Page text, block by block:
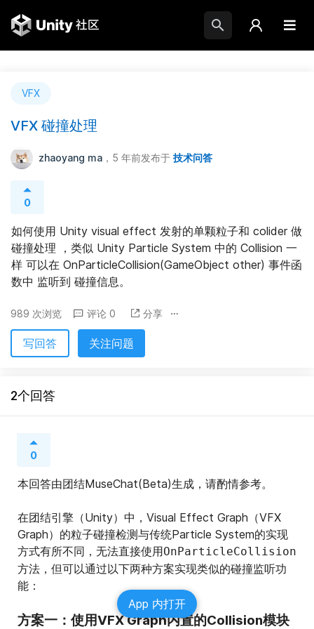
VFX
VFX 碰撞处理
zhaoyang ma ，5 年前发布于 技术问答
0
如何使用 Unity visual effect 发射的单颗粒子和 colider 做
碰撞处理 ，类似 Unity Particle System 中的 Collision 一
样 可以在 OnParticleCollision(GameObject other) 事件函
数中 监听到 碰撞信息。
989 次浏览 评论 0 分享
写回答 关注问题
2个回答
0
本回答由团结MuseChat(Beta)生成，请酌情参考。
在团结引擎（Unity）中，Visual Effect Graph（VFX
Graph）的粒子碰撞检测与传统Particle System的实现
方式有所不同，无法直接使用OnParticleCollision
方法，但可以通过以下两种方案实现类似的碰撞监听功
能：
方案一：使用VFX Graph内置的Collision模块
App 内打开